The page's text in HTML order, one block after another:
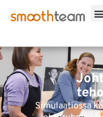
Simulaatiossa